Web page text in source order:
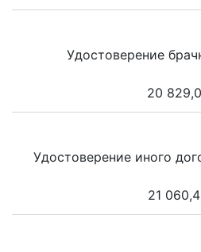
Удостоверение
20
Удостоверение иного
21